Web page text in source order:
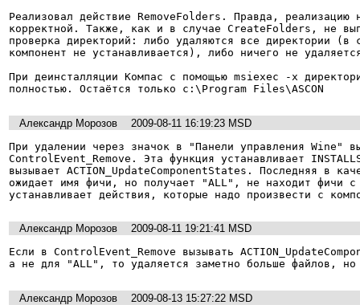
Реализовал действие RemoveFolders. Правда, реализацию
корректной. Также, как и в случае CreateFolders, не
проверка директорий: либо удаляются все директории (в
компонент не устанавливается), либо ничего не
При деинсталляции Компас с помощью msiexec -x
полностью. Остаётся только c:\Program Files\ASCON
Александр Морозов
2009-08-11 16:19:23 MSD
При удалении через значок в "Панели управления Wine"
ControlEvent_Remove. Эта функция устанавливает
вызывает ACTION_UpdateComponentStates. Последняя в
ожидает имя фичи, но получает "ALL", не находит фичи
Александр Морозов
2009-08-11 19:21:41 MSD
Если в ControlEvent_Remove вызывать
Александр Морозов
2009-08-13 15:27:22 MSD